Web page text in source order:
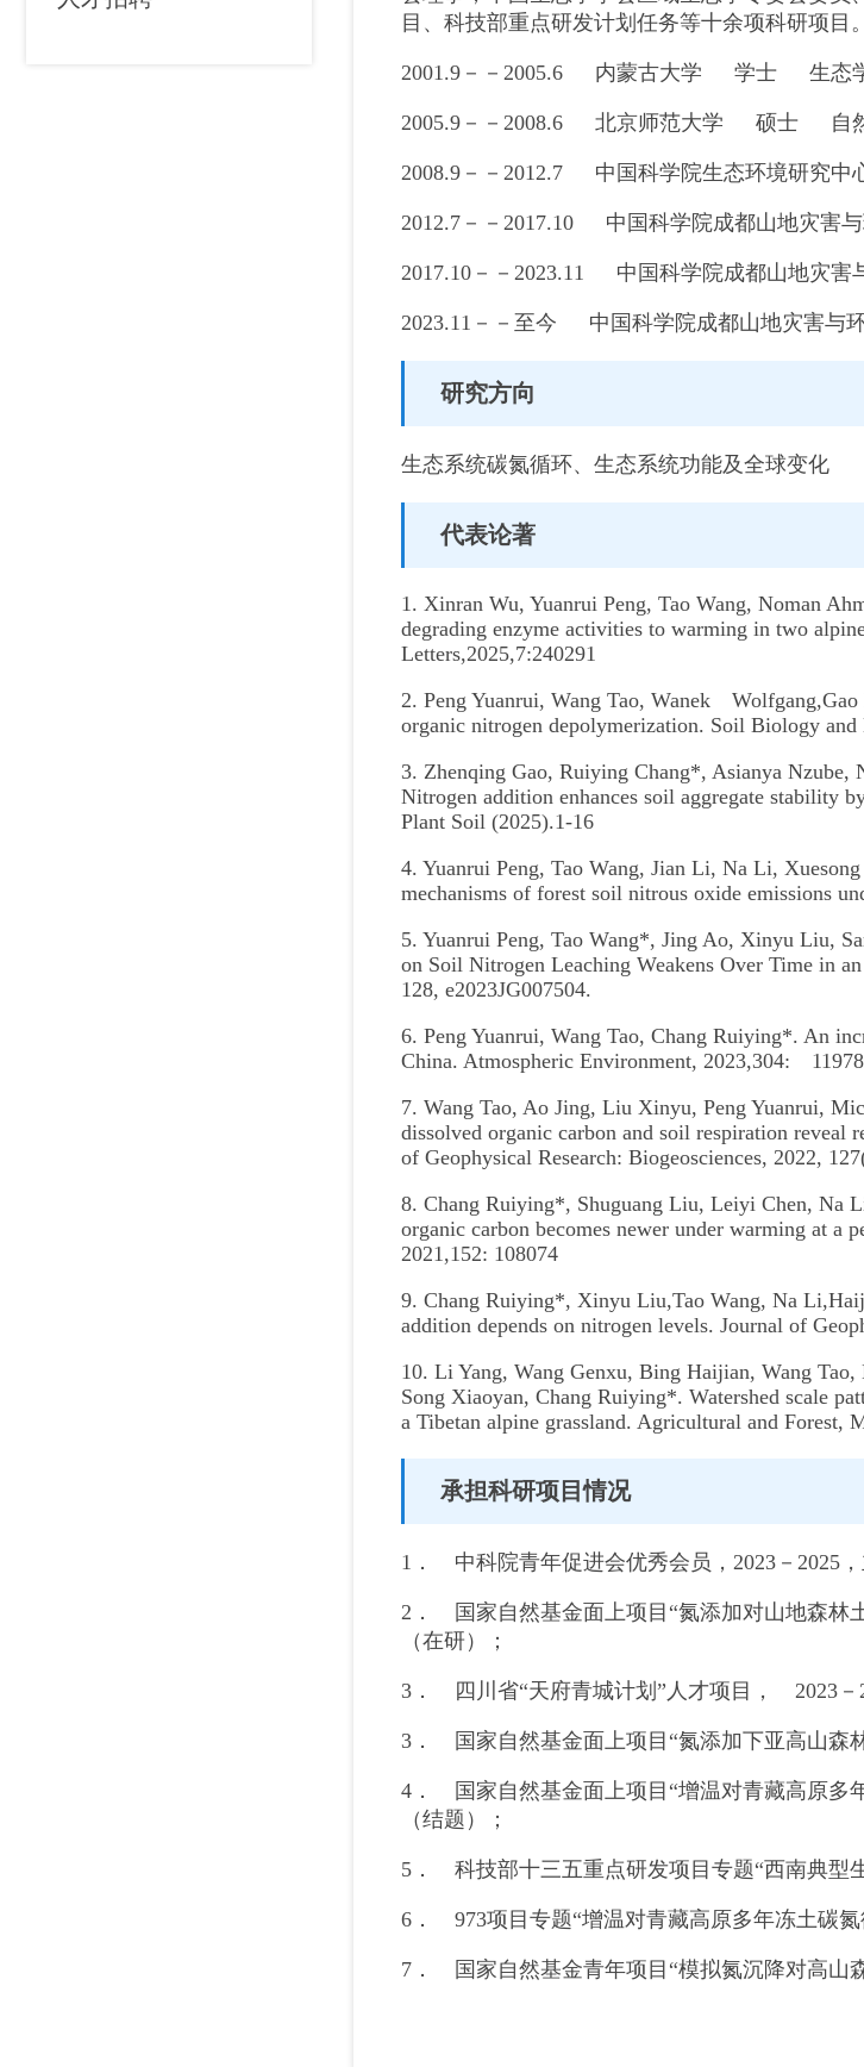
目、科技部重点研发计划任务等十余项科研项目。
2001.9－－2005.6 内蒙古大学 学士 生态
2005.9－－2008.6 北京师范大学 硕士 自
2008.9－－2012.7 中国科学院生态环境研
2012.7－－2017.10 中国科学院成都山地灾害
2017.10－－2023.11 中国科学院成都山地灾
2023.11－－至今 中国科学院成都山地灾害
研究方向
生态系统碳氮循环、生态系统功能及全球变化
代表论著
1. Xinran Wu, Yuanrui Peng, Tao Wang, Noman
degrading enzyme activities to warming in two
Letters,2025,7:240291
2. Peng Yuanrui, Wang Tao, Wanek
organic nitrogen depolymerization. Soil Biology
3. Zhenqing Gao, Ruiying Chang*, Asianya Nzube,
Nitrogen addition enhances soil aggregate stability
Plant Soil (2025).1-16
4. Yuanrui Peng, Tao Wang, Jian Li, Na Li,
mechanisms of forest soil nitrous oxide emissions
5. Yuanrui Peng, Tao Wang*, Jing Ao, Xinyu Liu,
on Soil Nitrogen Leaching Weakens Over Time in
128, e2023JG007504.
6. Peng Yuanrui, Wang Tao, Chang Ruiying*. An
China. Atmospheric Environment, 2023,304:
7. Wang Tao, Ao Jing, Liu Xinyu, Peng Yuanrui,
dissolved organic carbon and soil respiration reveal
of Geophysical Research: Biogeosciences, 2022,
8. Chang Ruiying*, Shuguang Liu, Leiyi Chen, Na
organic carbon becomes newer under warming at a
2021,152: 108074
9. Chang Ruiying*, Xinyu Liu,Tao Wang, Na
addition depends on nitrogen levels. Journal of
10. Li Yang, Wang Genxu, Bing Haijian, Wang
Song Xiaoyan, Chang Ruiying*. Watershed scale
a Tibetan alpine grassland. Agricultural and Forest,
承担科研项目情况
1． 中科院青年促进会优秀会员，2023－2025，
2． 国家自然基金面上项目“氮添加对山地森林
（在研）；
3． 四川省“天府青城计划”人才项目， 2023－
3． 国家自然基金面上项目“氮添加下亚高山森
4． 国家自然基金面上项目“增温对青藏高原多
（结题）；
5． 科技部十三五重点研发项目专题“西南典型
6． 973项目专题“增温对青藏高原多年冻土碳氮
7． 国家自然基金青年项目“模拟氮沉降对高山